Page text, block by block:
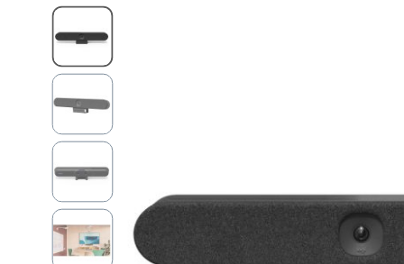
Ga
naar
het
einde
van
de
afbeeldingen-
gallerij